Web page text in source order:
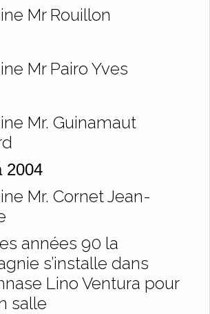
Mr Rouillon
Mr Pairo Yves
Mr. Guinamaut
2004
Mr. Cornet Jean-
années 90 la
s’installe dans
Lino Ventura pour
salle